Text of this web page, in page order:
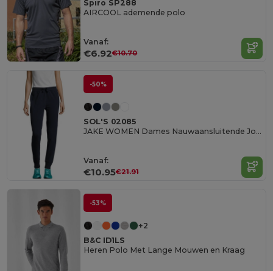
Spiro SP288
AIRCOOL ademende polo
Vanaf:
€6.92€10.70
-50%
SOL'S 02085
JAKE WOMEN Dames Nauwaansluitende Joggingbroek
Vanaf:
€10.95€21.91
-53%
+2
B&C ID1LS
Heren Polo Met Lange Mouwen en Kraag